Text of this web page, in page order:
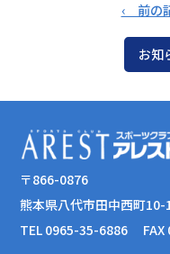
‹ 前の
お知
〒866-0876
熊本県八代市田中西町10-
TEL 0965-35-6886